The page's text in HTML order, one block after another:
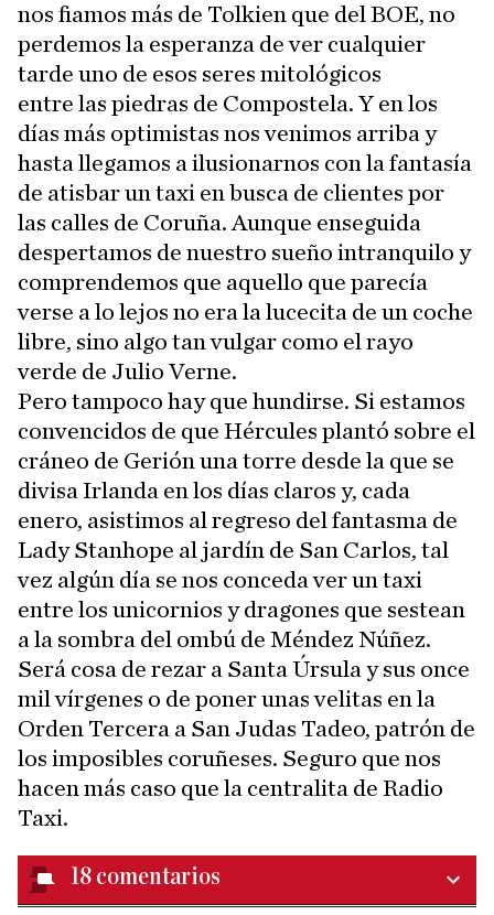
nos fiamos más de Tolkien que del BOE, no
perdemos la esperanza de ver cualquier
tarde uno de esos seres mitológicos
entre las piedras de Compostela. Y en los
días más optimistas nos venimos arriba y
hasta llegamos a ilusionarnos con la fantasía
de atisbar un taxi en busca de clientes por
las calles de Coruña. Aunque enseguida
despertamos de nuestro sueño intranquilo y
comprendemos que aquello que parecía
verse a lo lejos no era la lucecita de un coche
libre, sino algo tan vulgar como el rayo
verde de Julio Verne.
Pero tampoco hay que hundirse. Si estamos
convencidos de que Hércules plantó sobre el
cráneo de Gerión una torre desde la que se
divisa Irlanda en los días claros y, cada
enero, asistimos al regreso del fantasma de
Lady Stanhope al jardín de San Carlos, tal
vez algún día se nos conceda ver un taxi
entre los unicornios y dragones que sestean
a la sombra del ombú de Méndez Núñez.
Será cosa de rezar a Santa Úrsula y sus once
mil vírgenes o de poner unas velitas en la
Orden Tercera a San Judas Tadeo, patrón de
los imposibles coruñeses. Seguro que nos
hacen más caso que la centralita de Radio
Taxi.
18 comentarios